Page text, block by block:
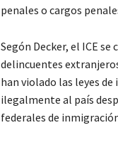
penales o cargos
Segón Decker, el ICE
delincuentes
han violado las leyes
ilegalmente al país
federales de